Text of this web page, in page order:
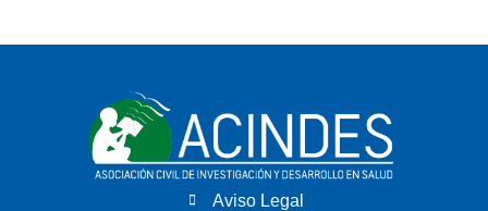
Aviso Legal